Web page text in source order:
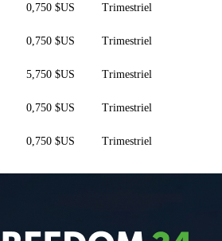
0,750 $US Trimestriel
0,750 $US Trimestriel
5,750 $US Trimestriel
0,750 $US Trimestriel
0,750 $US Trimestriel